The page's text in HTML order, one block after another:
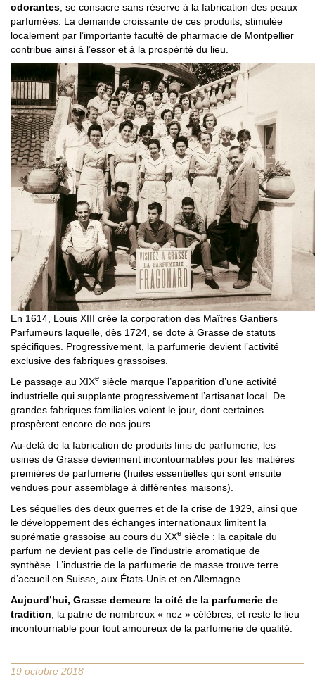
odorantes , se consacre sans réserve à la fabrication des peaux
parfumées. La demande croissante de ces produits, stimulée
localement par l’importante faculté de pharmacie de Montpellier
contribue ainsi à l’essor et à la prospérité du lieu.
En 1614, Louis XIII crée la corporation des Maîtres Gantiers
Parfumeurs laquelle, dès 1724, se dote à Grasse de statuts
spécifiques. Progressivement, la parfumerie devient l’activité
exclusive des fabriques grassoises.
Le passage au XIXe siècle marque l’apparition d’une activité
industrielle qui supplante progressivement l’artisanat local. De
grandes fabriques familiales voient le jour, dont certaines
prospèrent encore de nos jours.
Au-delà de la fabrication de produits finis de parfumerie, les
usines de Grasse deviennent incontournables pour les matières
premières de parfumerie (huiles essentielles qui sont ensuite
vendues pour assemblage à différentes maisons).
Les séquelles des deux guerres et de la crise de 1929, ainsi que
le développement des échanges internationaux limitent la
suprématie grassoise au cours du XXe siècle : la capitale du
parfum ne devient pas celle de l’industrie aromatique de
synthèse. L’industrie de la parfumerie de masse trouve terre
d’accueil en Suisse, aux États-Unis et en Allemagne.
Aujourd’hui, Grasse demeure la cité de la parfumerie de
tradition , la patrie de nombreux « nez » célèbres, et reste le lieu
incontournable pour tout amoureux de la parfumerie de qualité.
19 octobre 2018